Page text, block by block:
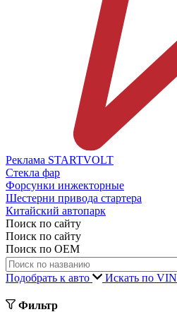
Реклама STARTVOLT
Стекла фар
Форсунки инжекторные
Шестерни привода стартера
Китайский автопарк
Поиск по сайту
Поиск по сайту
Поиск по ОЕМ
Подобрать к авто Искать по VIN
Фильтр